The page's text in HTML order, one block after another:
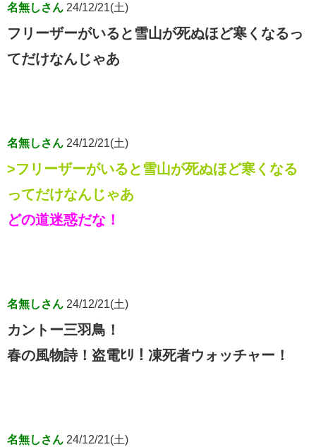
名無しさん 24/12/21(土)
フリーザーがいると雪山が死ぬほど寒くなるっ
てだけなんじゃあ
名無しさん 24/12/21(土)
>フリーザーがいると雪山が死ぬほど寒くなる
ってだけなんじゃあ
どの道迷惑だな！
名無しさん 24/12/21(土)
カントー三羽鳥！
春の風物詩！盗電ﾋﾘ！凍死者ウォッチャー！
名無しさん 24/12/21(土)